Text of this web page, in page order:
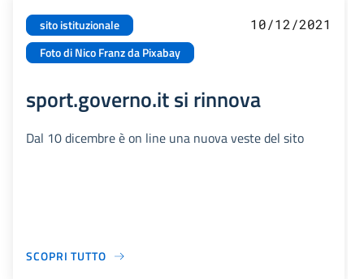
sito istituzionale
Foto di Nico Franz da Pixabay
10/12/2021
sport.governo.it si rinnova
Dal 10 dicembre è on line una nuova veste del sito
SCOPRI TUTTO